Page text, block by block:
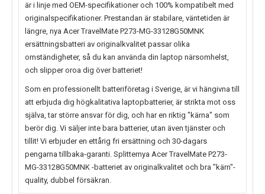
är i linje med OEM-specifikationer och 100% kompatibelt med
originalspecifikationer. Prestandan är stabilare, väntetiden är
längre, nya Acer TravelMate P273-MG-33128G50MNK
ersättningsbatteri av originalkvalitet passar olika
omständigheter, så du kan använda din laptop närsomhelst,
och slipper oroa dig över batteriet!
Som en professionellt batteriföretag i Sverige, är vi hängivna till
att erbjuda dig högkalitativa laptopbatterier, är strikta mot oss
själva, tar större ansvar för dig, och har en riktig "kärna" som
berör dig. Vi säljer inte bara batterier, utan även tjänster och
tillit! Vi erbjuder en ettårig fri ersättning och 30-dagars
pengarna tillbaka-garanti. Splitternya Acer TravelMate P273-
MG-33128G50MNK -batteriet av originalkvalitet och bra "kärn"-
quality, dubbel försäkran.